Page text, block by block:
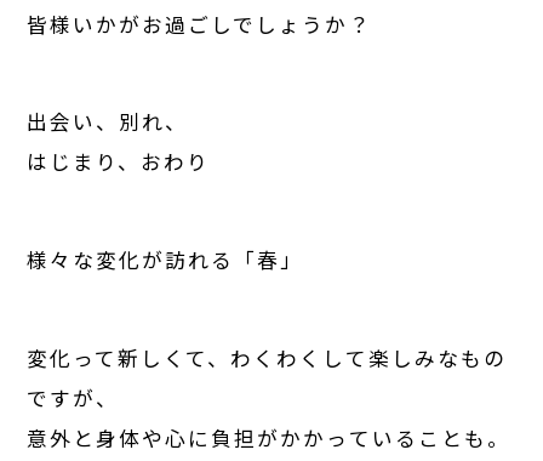
皆様いかがお過ごしでしょうか？
出会い、別れ、
はじまり、おわり
様々な変化が訪れる「春」
変化って新しくて、わくわくして楽しみなもの
ですが、
意外と身体や心に負担がかかっていることも。